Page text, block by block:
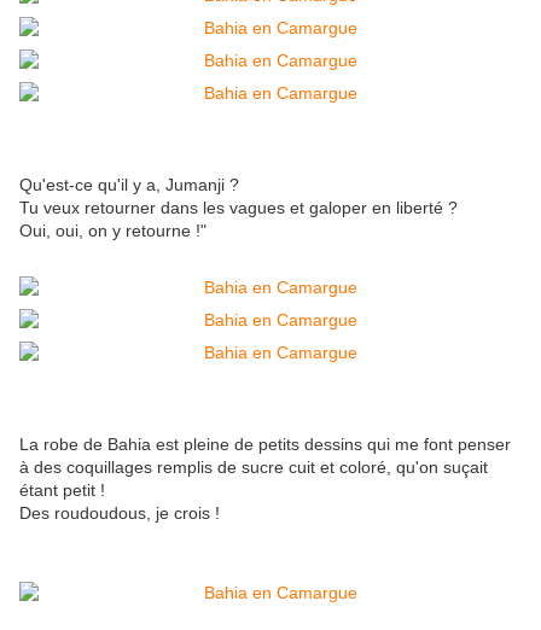
Qu'est-ce qu'il y a, Jumanji ?
Tu veux retourner dans les vagues et galoper en liberté ?
Oui, oui, on y retourne !"
La robe de Bahia est pleine de petits dessins qui me font penser
à des coquillages remplis de sucre cuit et coloré, qu'on suçait
étant petit !
Des roudoudous, je crois !